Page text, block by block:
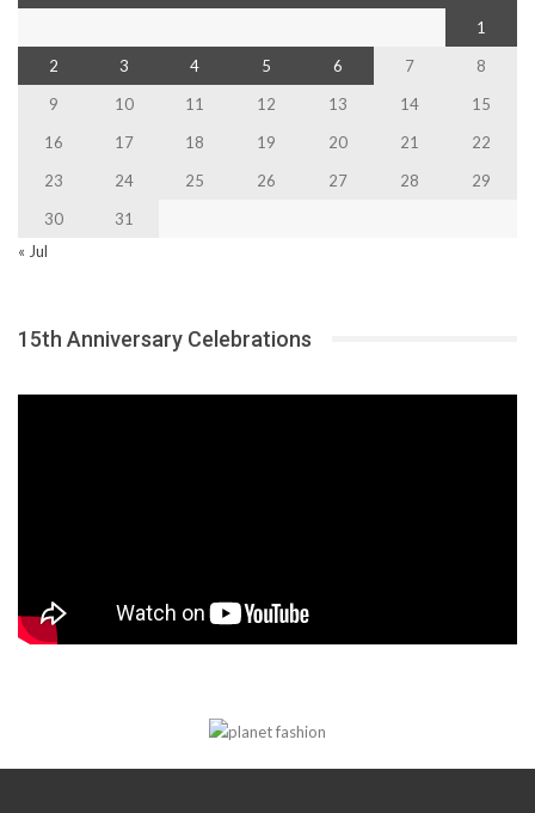
1
2
3 4 5 6 7
8
9
10 11 12 13 14
15
16
17 18 19 20 21
22
23
24 25 26 27 28
29
30
31
« Jul
15th Anniversary Celebrations